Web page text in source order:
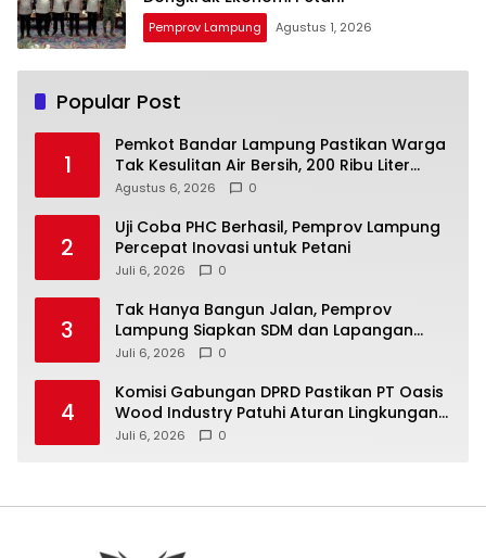
Pemprov Lampung Agustus 1, 2026
Popular Post
1
Pemkot Bandar Lampung Pastikan Warga
Tak Kesulitan Air Bersih, 200 Ribu Liter
Sudah Disalurkan
Agustus 6, 2026 0
2
Uji Coba PHC Berhasil, Pemprov Lampung
Percepat Inovasi untuk Petani
Juli 6, 2026 0
3
Tak Hanya Bangun Jalan, Pemprov
Lampung Siapkan SDM dan Lapangan
Kerja untuk Jabung
Juli 6, 2026 0
4
Komisi Gabungan DPRD Pastikan PT Oasis
Wood Industry Patuhi Aturan Lingkungan
dan Ketenagakerjaan
Juli 6, 2026 0